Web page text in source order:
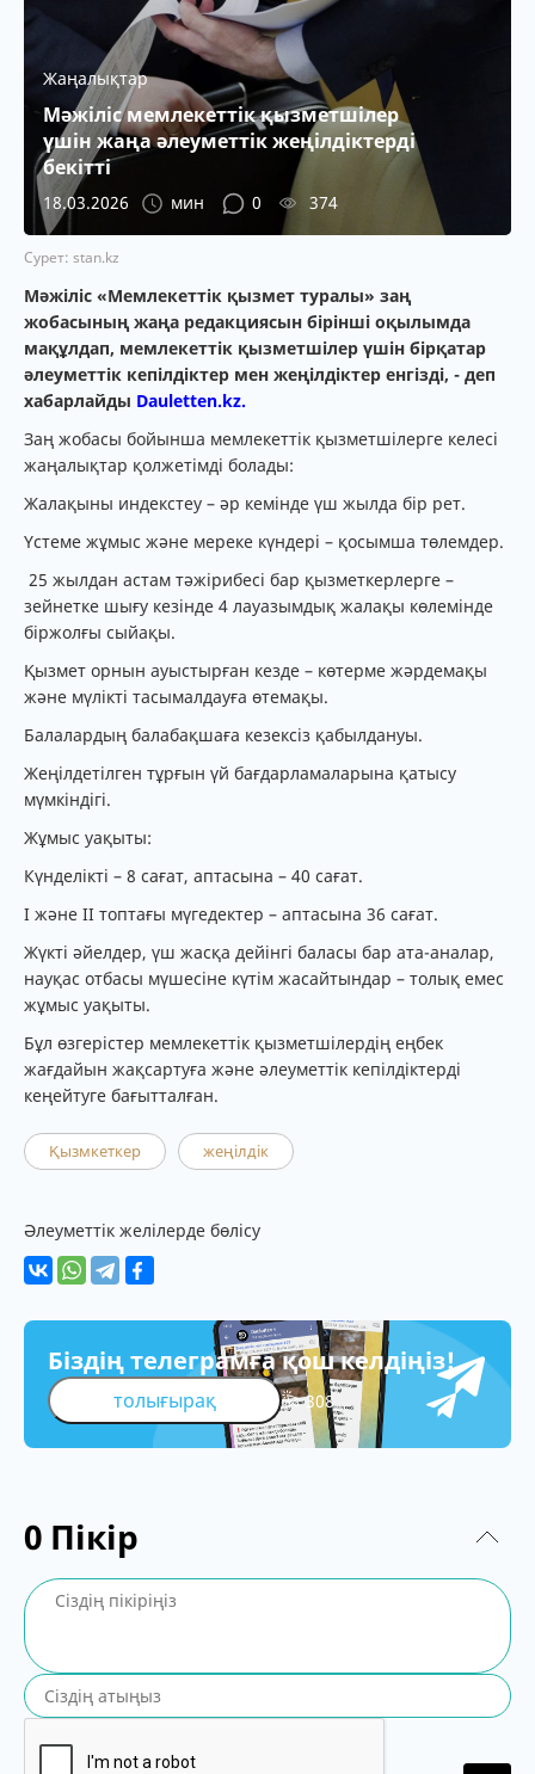
Жаңалықтар
Мәжіліс мемлекеттік қызметшілер
үшін жаңа әлеуметтік жеңілдіктерді
бекітті
18.03.2026 мин 0 374
Сурет: stan.kz
Мәжіліс «Мемлекеттік қызмет туралы» заң
жобасының жаңа редакциясын бірінші оқылымда
мақұлдап, мемлекеттік қызметшілер үшін бірқатар
әлеуметтік кепілдіктер мен жеңілдіктер енгізді, - деп
хабарлайды Dauletten.kz.
Заң жобасы бойынша мемлекеттік қызметшілерге келесі
жаңалықтар қолжетімді болады:
Жалақыны индекстеу – әр кемінде үш жылда бір рет.
Үстеме жұмыс және мереке күндері – қосымша төлемдер.
25 жылдан астам тәжірибесі бар қызметкерлерге –
зейнетке шығу кезінде 4 лауазымдық жалақы көлемінде
біржолғы сыйақы.
Қызмет орнын ауыстырған кезде – көтерме жәрдемақы
және мүлікті тасымалдауға өтемақы.
Балалардың балабақшаға кезексіз қабылдануы.
Жеңілдетілген тұрғын үй бағдарламаларына қатысу
мүмкіндігі.
Жұмыс уақыты:
Күнделікті – 8 сағат, аптасына – 40 сағат.
І және ІІ топтағы мүгедектер – аптасына 36 сағат.
Жүкті әйелдер, үш жасқа дейінгі баласы бар ата-аналар,
науқас отбасы мүшесіне күтім жасайтындар – толық емес
жұмыс уақыты.
Бұл өзгерістер мемлекеттік қызметшілердің еңбек
жағдайын жақсартуға және әлеуметтік кепілдіктерді
кеңейтуге бағытталған.
Қызмкеткер жеңілдік
Әлеуметтік желілерде бөлісу
Біздің телеграмға қош келдіңіз!
толығырақ 308
0 Пікір